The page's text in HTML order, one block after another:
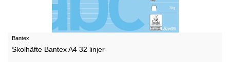
Bantex
Skolhäfte Bantex A4 32 linjer